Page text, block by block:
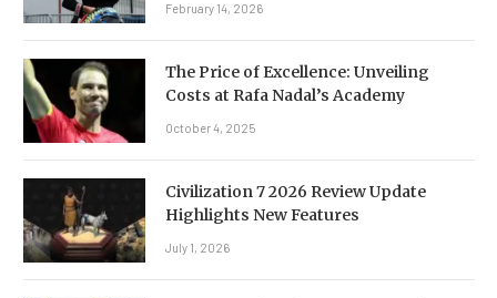
February 14, 2026
The Price of Excellence: Unveiling
Costs at Rafa Nadal’s Academy
October 4, 2025
Civilization 7 2026 Review Update
Highlights New Features
July 1, 2026